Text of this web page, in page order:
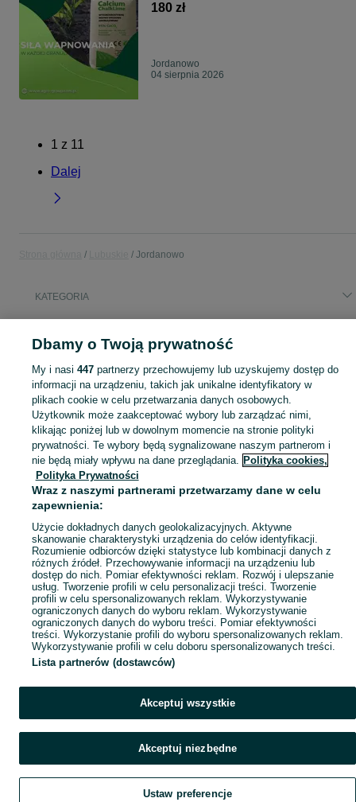
180 zł
Jordanowo
04 sierpnia 2026
1 z 11
Dalej
Jordanowo
KATEGORIA
jordanów gmina gąbin
dachówka ceramiczna
Skorzystaj z największego serwisu ogłoszeniowego - Jordanowo i okolice! Kupuj to, czego pragniesz i sprzedawaj to, czego już nie potrzebujesz! Zobacz
Mapa kategorii
Mapa miejscowości
Mapa ministron
Dbamy o Twoją prywatność
My i nasi 447partnerzy przechowujemy lub uzyskujemy dostęp do
informacji na urządzeniu, takich jak unikalne identyfikatory w
plikach cookie w celu przetwarzania danych osobowych.
Użytkownik może zaakceptować wybory lub zarządzać nimi,
klikając poniżej lub w dowolnym momencie na stronie polityki
prywatności. Te wybory będą sygnalizowane naszym partnerom i
nie będą miały wpływu na dane przeglądania. Polityka cookies,
Polityka Prywatności
Wraz z naszymi partnerami przetwarzamy dane w celu
zapewnienia:
Użycie dokładnych danych geolokalizacyjnych. Aktywne
skanowanie charakterystyki urządzenia do celów identyfikacji.
Rozumienie odbiorców dzięki statystyce lub kombinacji danych z
różnych źródeł. Przechowywanie informacji na urządzeniu lub
dostęp do nich. Pomiar efektywności reklam. Rozwój i ulepszanie
usług. Tworzenie profili w celu personalizacji treści. Tworzenie
profili w celu spersonalizowanych reklam. Wykorzystywanie
ograniczonych danych do wyboru reklam. Wykorzystywanie
ograniczonych danych do wyboru treści. Pomiar efektywności
treści. Wykorzystanie profili do wyboru spersonalizowanych reklam.
Wykorzystywanie profili w celu doboru spersonalizowanych treści.
Lista partnerów (dostawców)
Akceptuj wszystkie
Akceptuj niezbędne
Ustaw preferencje